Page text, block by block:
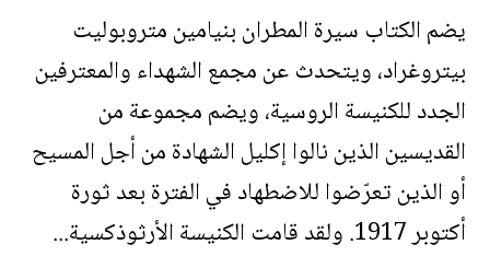
يضم الكتاب سيرة المطران بنيامين متروبوليت
بيتروغراد، ويتحدث عن مجمع الشهداء والمعترفين
الجدد للكنيسة الروسية، ويضم مجموعة من
القديسين الذين نالوا إكليل الشهادة من أجل المسيح
أو الذين تعرّضوا للاضطهاد في الفترة بعد ثورة
أكتوبر 1917. ولقد قامت الكنيسة الأرثوذكسية...